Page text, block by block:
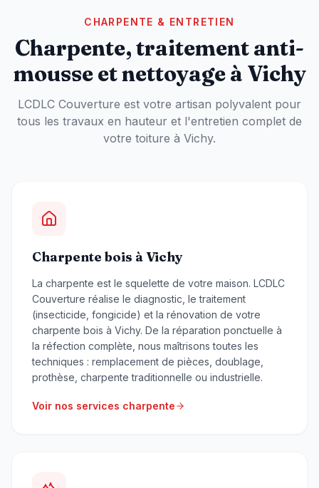
CHARPENTE & ENTRETIEN
Charpente, traitement anti-
mousse et nettoyage à Vichy
LCDLC Couverture est votre artisan polyvalent pour
tous les travaux en hauteur et l'entretien complet de
votre toiture à Vichy.
Charpente bois à Vichy
La charpente est le squelette de votre maison. LCDLC
Couverture réalise le diagnostic, le traitement
(insecticide, fongicide) et la rénovation de votre
charpente bois à Vichy. De la réparation ponctuelle à
la réfection complète, nous maîtrisons toutes les
techniques : remplacement de pièces, doublage,
prothèse, charpente traditionnelle ou industrielle.
Voir nos services charpente